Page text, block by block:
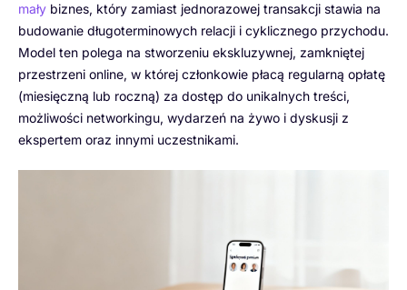
mały biznes, który zamiast jednorazowej transakcji stawia na
budowanie długoterminowych relacji i cyklicznego przychodu.
Model ten polega na stworzeniu ekskluzywnej, zamkniętej
przestrzeni online, w której członkowie płacą regularną opłatę
(miesięczną lub roczną) za dostęp do unikalnych treści,
możliwości networkingu, wydarzeń na żywo i dyskusji z
ekspertem oraz innymi uczestnikami.